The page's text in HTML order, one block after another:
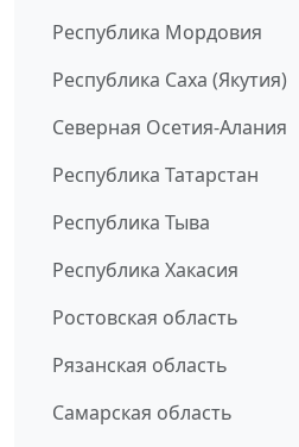
Республика Мордовия
Республика Саха (Якутия)
Северная Осетия-Алания
Республика Татарстан
Республика Тыва
Республика Хакасия
Ростовская область
Рязанская область
Самарская область